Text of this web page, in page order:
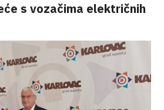
s vozačima električnih